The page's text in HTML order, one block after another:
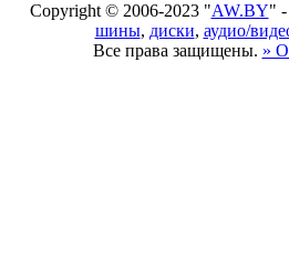
Copyright © 2006-2023 "AW.BY" -
шины, диски, аудио/
Все права защищены. »